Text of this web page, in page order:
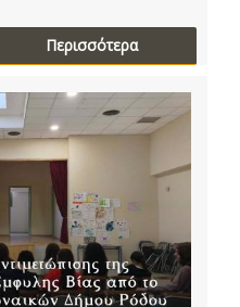
Περισσότερα